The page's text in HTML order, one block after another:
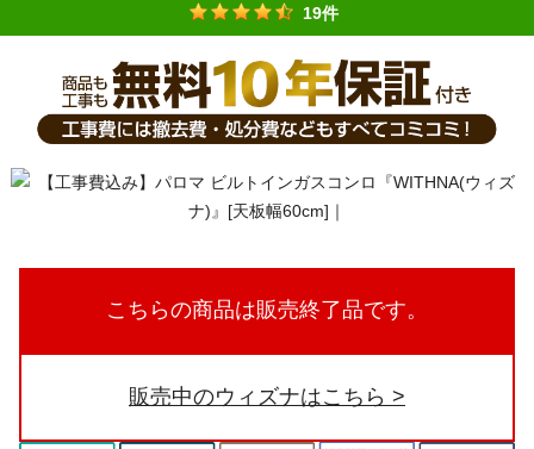
19件
こちらの商品は販売終了品です。
販売中のウィズナはこちら